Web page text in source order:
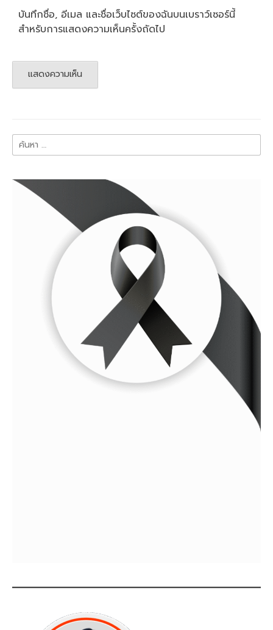
บันทึกชื่อ, อีเมล และชื่อเว็บไซต์ของฉันบนเบราว์เซอร์นี้
สำหรับการแสดงความเห็นครั้งถัดไป
ค้นหา
สำหรับ: